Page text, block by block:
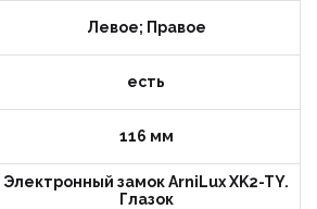
Левое; Правое
есть
116 мм
Электронный замок ArniLux XK2-TY.
Глазок
звонок